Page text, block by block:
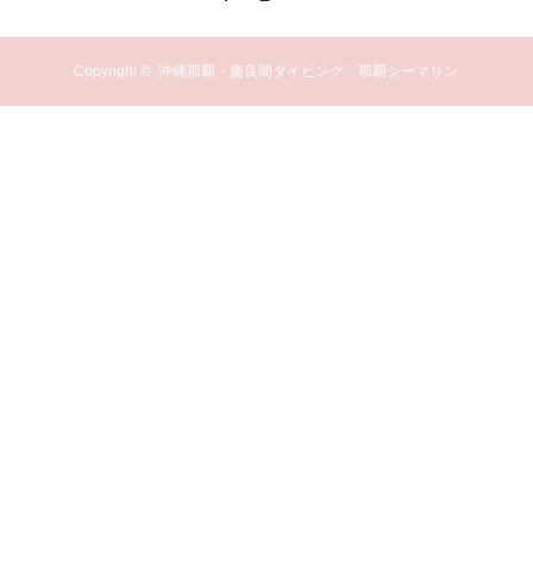
Copyright ©沖縄那覇・慶良間ダイビング 那覇シーマリン